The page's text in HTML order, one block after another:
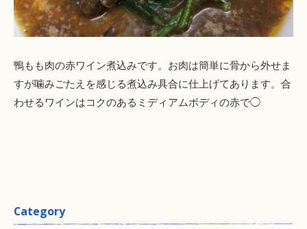
鴨もも肉の赤ワイン煮込みです。お肉は簡単に骨から外せま
すが噛みごたえを感じる煮込み具合に仕上げてあります。合
わせるワインはコクのあるミディアムボディの赤で◯
Category